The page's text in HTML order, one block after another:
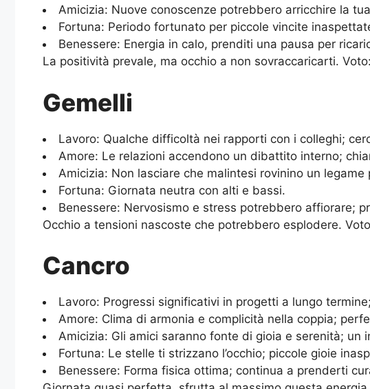
Amicizia: Nuove conoscenze potrebbero arricchire la
Fortuna: Periodo fortunato per piccole vincite
Benessere: Energia in calo, prenditi una pausa per
La positività prevale, ma occhio a non sovraccaricarti.
Gemelli
Lavoro: Qualche difficoltà nei rapporti con i colleghi;
Amore: Le relazioni accendono un dibattito interno;
Amicizia: Non lasciare che malintesi rovinino un
Fortuna: Giornata neutra con alti e bassi.
Benessere: Nervosismo e stress potrebbero affiorare;
Occhio a tensioni nascoste che potrebbero esplodere.
Cancro
Lavoro: Progressi significativi in progetti a lungo
Amore: Clima di armonia e complicità nella coppia;
Amicizia: Gli amici saranno fonte di gioia e serenità; un
Fortuna: Le stelle ti strizzano l’occhio; piccole gioie
Benessere: Forma fisica ottima; continua a prenderti